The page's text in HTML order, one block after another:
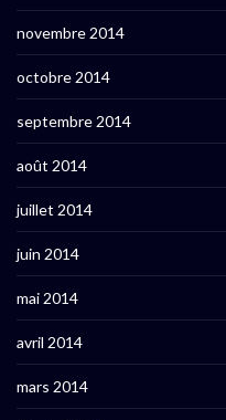
novembre 2014
octobre 2014
septembre 2014
août 2014
juillet 2014
juin 2014
mai 2014
avril 2014
mars 2014